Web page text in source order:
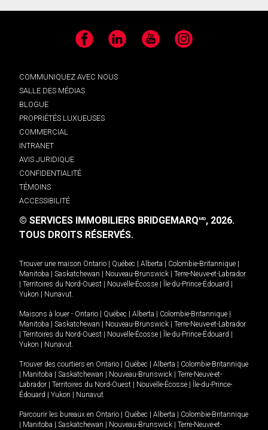
Facebook LinkedIn YouTube Instagram
COMMUNIQUEZ AVEC NOUS
SALLE DES MÉDIAS
BLOGUE
PROPRIÉTÉS LUXUEUSES
COMMERCIAL
INTRANET
AVIS JURIDIQUE
CONFIDENTIALITÉ
TÉMOINS
ACCESSIBILITÉ
© SERVICES IMMOBILIERS BRIDGEMARQMD, 2026.
TOUS DROITS RÉSERVÉS.
Trouver une maison Ontario Québec Alberta Colombie-Britannique
Manitoba
Saskatchewan Nouveau-Brunswick
Terre-Neuve-et-Labrador
Territoires du Nord-Ouest Nouvelle-Écosse Île-du-Prince-Édouard
Yukon
Nunavut.
Maisons à louer - Ontario Québec Alberta Colombie-Britannique
Manitoba
Saskatchewan Nouveau-Brunswick
Terre-Neuve-et-Labrador
Territoires du Nord-Ouest Nouvelle-Écosse Île-du-Prince-Édouard
Yukon
Nunavut.
Trouver des courtiers en Ontario Québec Alberta
Colombie-Britannique
Manitoba Saskatchewan Nouveau-Brunswick
Terre-Neuve-et-
Labrador
Territoires du Nord-Ouest Nouvelle-Écosse
Île-du-Prince-
Édouard
Yukon Nunavut
Parcourir les bureaux en Ontario Québec Alberta
Colombie-Britannique
Manitoba Saskatchewan Nouveau-Brunswick
Terre-Neuve-et-